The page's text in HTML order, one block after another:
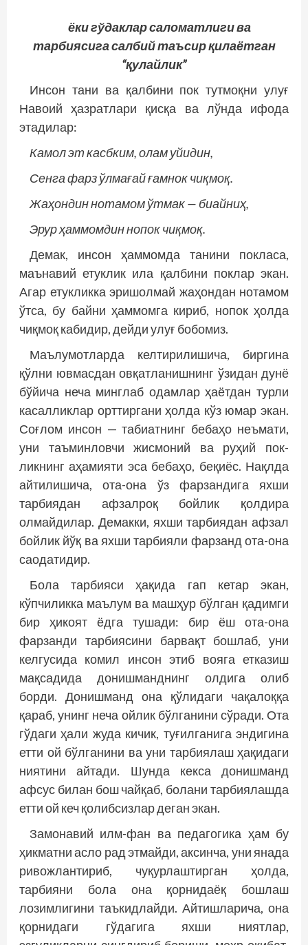
ёки гўдаклар саломатлиги ва
тарбиясига салбий таъсир қилаётган
“қулайлик”
Инсон тани ва қалбини пок тутмоқни улуғ
Навоий ҳазратлари қисқа ва лўнда ифода
этадилар:
Камол эт касбким, олам уйидин,
Сенга фарз ўлмағай ғамнок чиқмоқ.
Жаҳондин нотамом ўтмак — биайниҳ,
Эрур ҳаммомдин нопок чиқмоқ.
Демак, инсон ҳаммомда танини покласа,
маънавий етуклик ила қалбини поклар экан.
Агар етукликка эришолмай жаҳондан нотамом
ўтса, бу байни ҳаммомга кириб, нопок ҳолда
чиқмоқ кабидир, дейди улуғ бобомиз.
Маълумотларда келтирилишича, биргина
қўлни ювмасдан овқатланишнинг ўзидан дунё
бўйича неча минглаб одамлар ҳаётдан турли
касалликлар орттиргани ҳолда кўз юмар экан.
Соғлом инсон — табиатнинг бебаҳо неъмати,
уни таъминловчи жисмоний ва руҳий пок­
ликнинг аҳамияти эса бебаҳо, беқиёс. Нақлда
айтилишича, ота-она ўз фарзандига яхши
тарбиядан афзалроқ бойлик қолдира
олмайдилар. Демакки, яхши тарбиядан афзал
бойлик йўқ ва яхши тарбияли фарзанд ота-она
саодатидир.
Бола тарбияси ҳақида гап кетар экан,
кўпчиликка маълум ва маш­ҳур бўлган қадимги
бир ҳикоят ёдга тушади: бир ёш ота-она
фарзанди тарбиясини барвақт бошлаб, уни
келгусида комил инсон этиб вояга етказиш
мақсадида донишманднинг олдига олиб
борди. Донишманд она қўлидаги чақалоққа
қараб, унинг неча ойлик бўлганини сўради. Ота
гўдаги ҳали жуда кичик, туғилганига эндигина
етти ой бўлганини ва уни тарбия­лаш ҳақидаги
ниятини айтади. Шунда кекса донишманд
афсус билан бош чайқаб, болани тарбиялашда
етти ой кеч қолибсизлар деган экан.
Замонавий илм-фан ва педагогика ҳам бу
ҳикматни асло рад этмайди, аксинча, уни янада
ривожлантириб, чуқурлаштирган ҳолда,
тарбияни бола она қорнидаёқ бошлаш
лозимлигини таъкидлайди. Айтишларича, она
қорнидаги гўдагига яхши ниятлар,